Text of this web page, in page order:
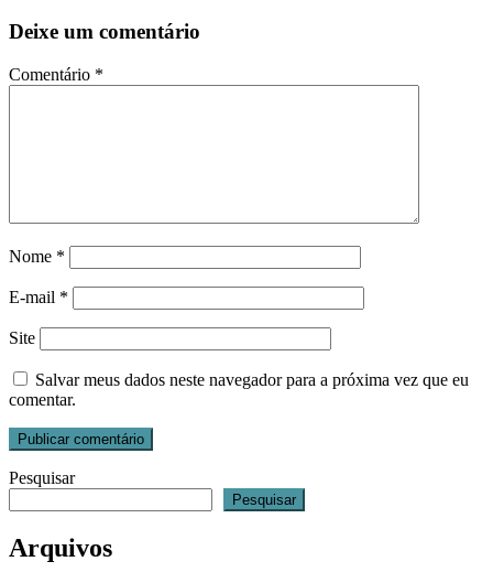
Deixe um comentário
Comentário *
Nome *
E-mail *
Site
Salvar meus dados neste navegador para a próxima vez que eu
comentar.
Pesquisar
Pesquisar
Arquivos